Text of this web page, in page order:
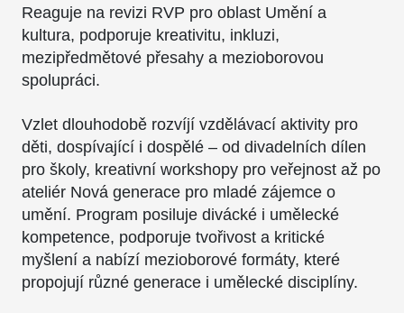
Reaguje na revizi RVP pro oblast Umění a
kultura, podporuje kreativitu, inkluzi,
mezipředmětové přesahy a mezioborovou
spolupráci.
Vzlet dlouhodobě rozvíjí vzdělávací aktivity pro
děti, dospívající i dospělé – od divadelních dílen
pro školy, kreativní workshopy pro veřejnost až po
ateliér Nová generace pro mladé zájemce o
umění. Program posiluje divácké i umělecké
kompetence, podporuje tvořivost a kritické
myšlení a nabízí mezioborové formáty, které
propojují různé generace i umělecké disciplíny.